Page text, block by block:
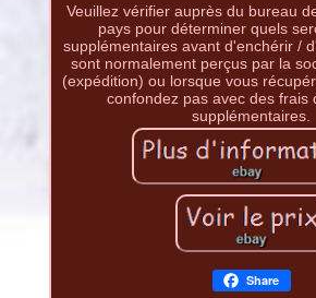
Veuillez vérifier auprès du bureau
pays pour déterminer quels
supplémentaires avant d'enchérir /
sont normalement perçus par la
(expédition) ou lorsque vous
confondez pas avec des frais
supplémentaires.
Share